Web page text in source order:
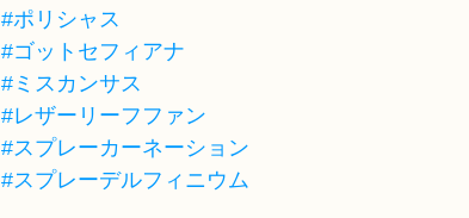
#ポリシャス
#ゴットセフィアナ
#ミスカンサス
#レザーリーフファン
#スプレーカーネーション
#スプレーデルフィニウム